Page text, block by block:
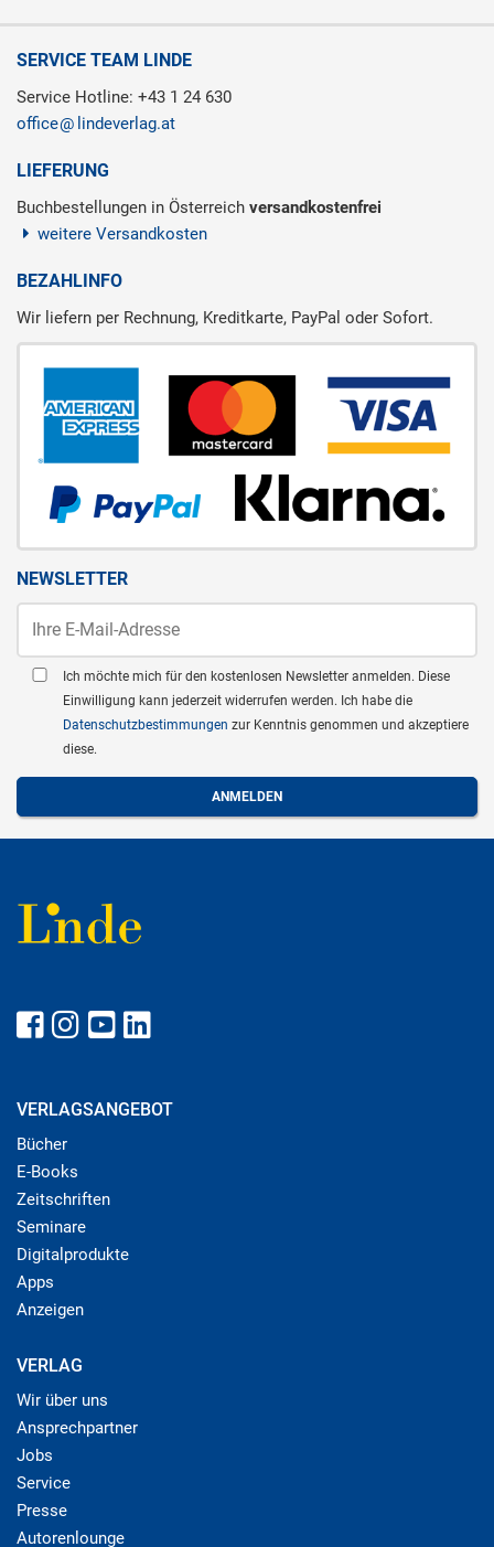
SERVICE TEAM LINDE
Service Hotline: +43 1 24 630
office
lindeverlag.at
LIEFERUNG
Buchbestellungen in Österreich versandkostenfrei
weitere Versandkosten
BEZAHLINFO
Wir liefern per Rechnung, Kreditkarte, PayPal oder Sofort.
NEWSLETTER
Ich möchte mich für den kostenlosen Newsletter anmelden. Diese
Einwilligung kann jederzeit widerrufen werden. Ich habe die
Datenschutzbestimmungen zur Kenntnis genommen und akzeptiere
diese.
VERLAGSANGEBOT
Bücher
E-Books
Zeitschriften
Seminare
Digitalprodukte
Apps
Anzeigen
VERLAG
Wir über uns
Ansprechpartner
Jobs
Service
Presse
Autorenlounge